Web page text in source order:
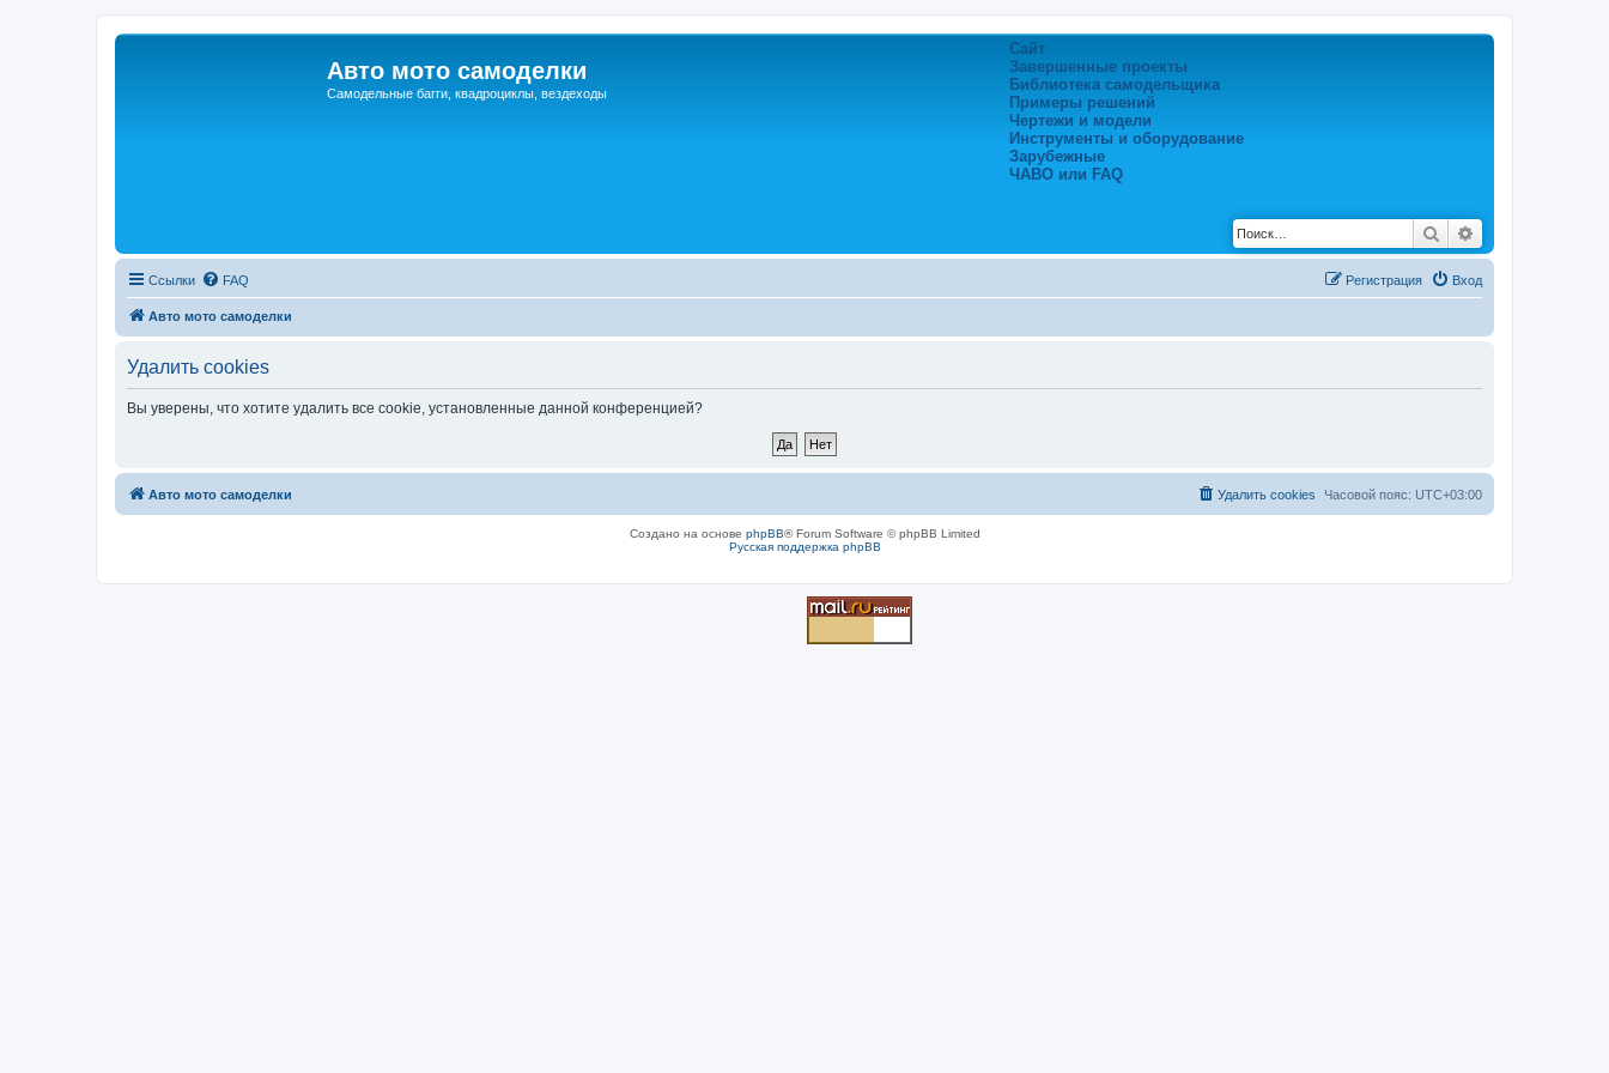
Авто мото самоделки
Самодельные багги, квадроциклы, вездеходы
Сайт
Завершенные проекты
Библиотека самодельщика
Примеры решений
Чертежи и модели
Инструменты и оборудование
Зарубежные
ЧАВО или FAQ
Поиск
Ссылки FAQ Вход
Регистрация
Авто мото самоделки
Удалить cookies
Вы уверены, что хотите удалить все cookie, установленные данной конференцией?
Авто мото самоделки Часовой пояс: UTC+03:00
Удалить cookies
Создано на основе phpBB® Forum Software © phpBB Limited
Русская поддержка phpBB